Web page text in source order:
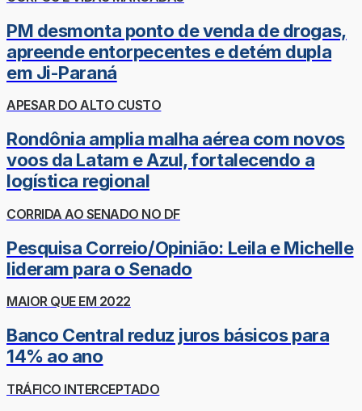
PM desmonta ponto de venda de drogas,
apreende entorpecentes e detém dupla
em Ji-Paraná
APESAR DO ALTO CUSTO
Rondônia amplia malha aérea com novos
voos da Latam e Azul, fortalecendo a
logística regional
CORRIDA AO SENADO NO DF
Pesquisa Correio/Opinião: Leila e Michelle
lideram para o Senado
MAIOR QUE EM 2022
Banco Central reduz juros básicos para
14% ao ano
TRÁFICO INTERCEPTADO